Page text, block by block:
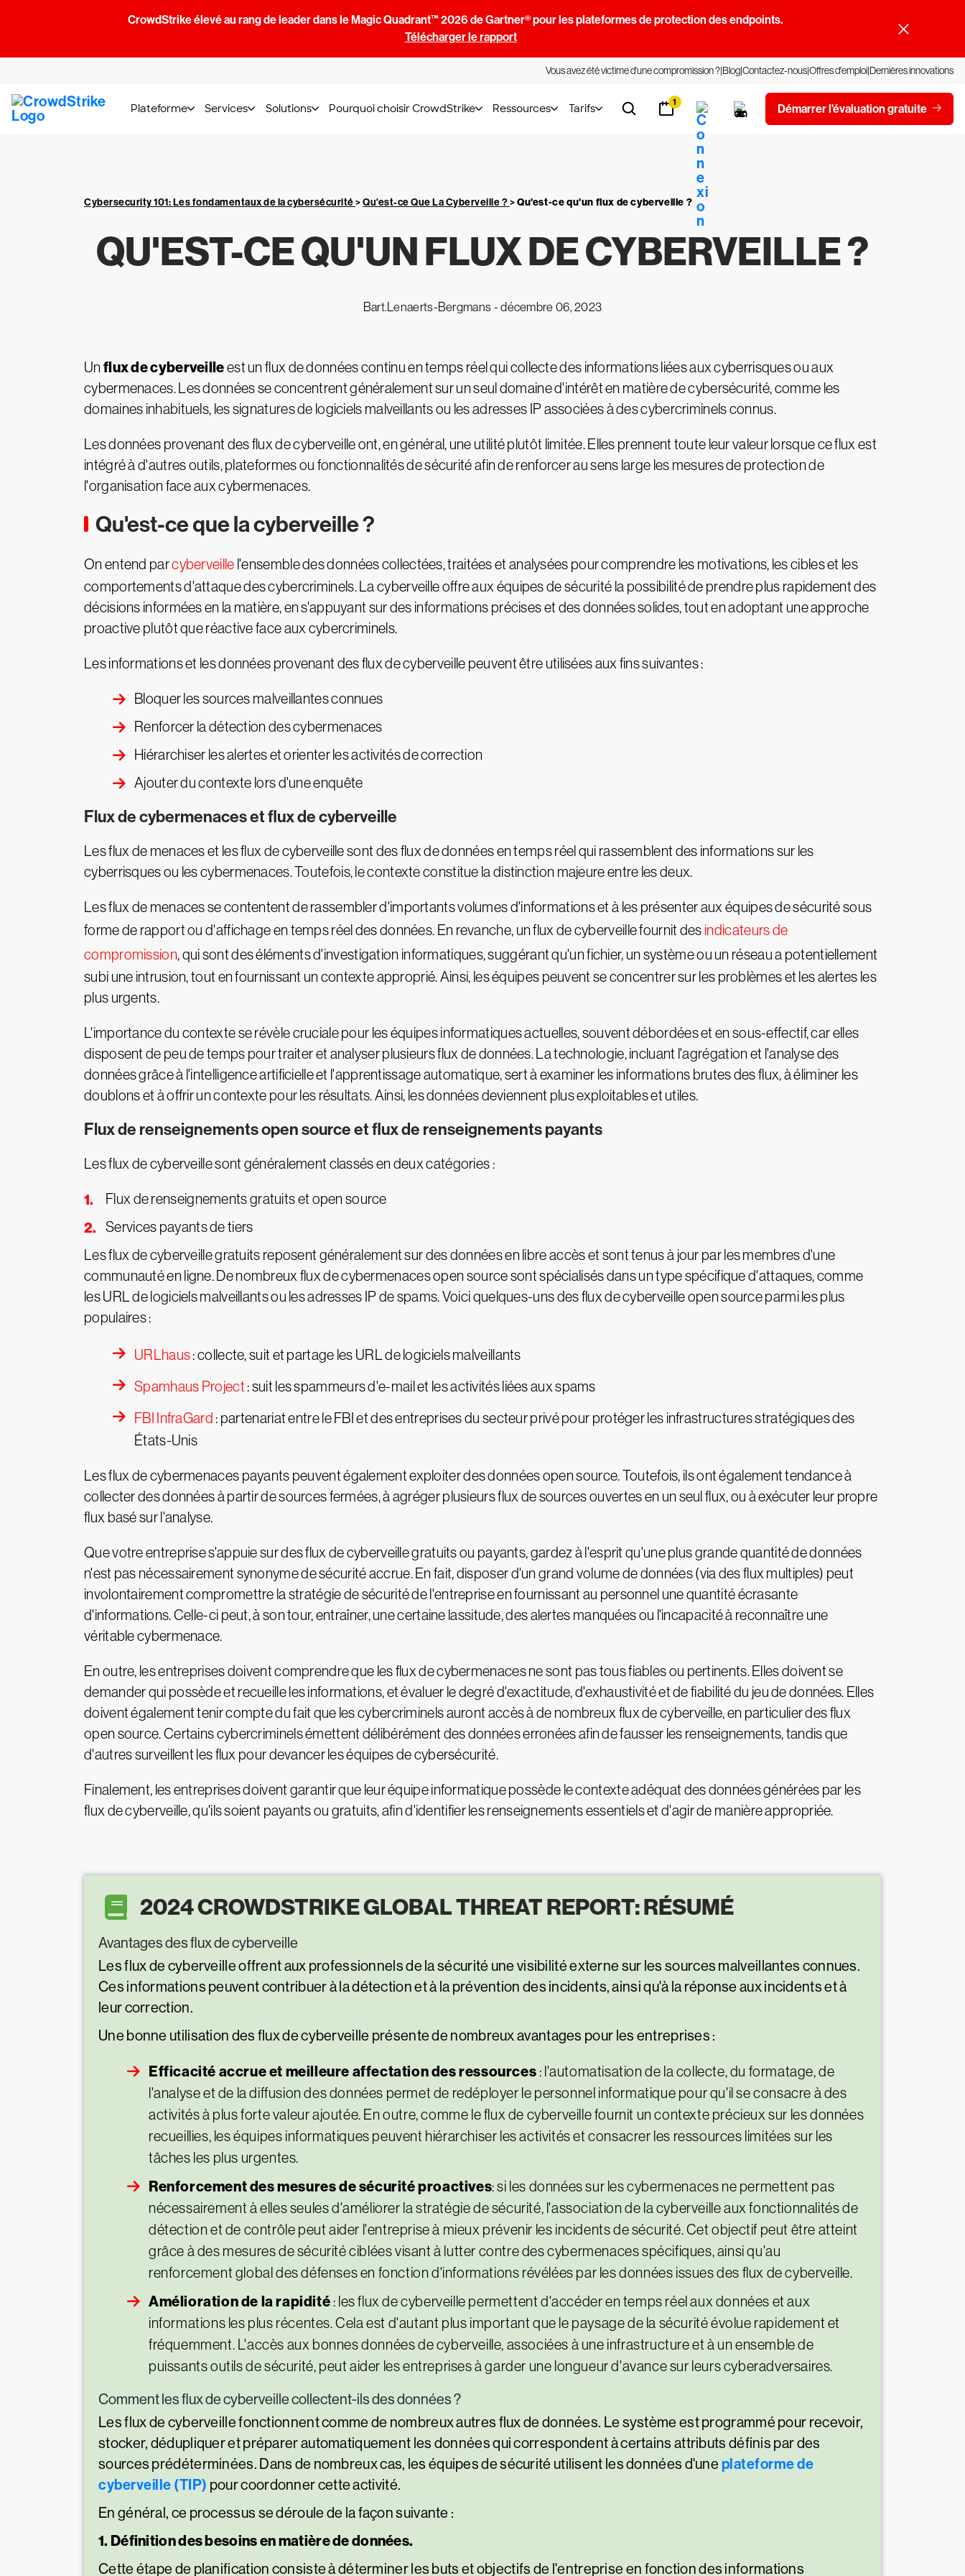
CrowdStrike élevé au rang de leader dans le Magic Quadrant™ 2026 de Gartner® pour les plateformes de protection des endpoints.
Télécharger le rapport
Vous avez été victime d'une compromission ?BlogContactez-nousOffres d'emploiDernières innovations
Plateforme Services Solutions Pourquoi choisir CrowdStrike Ressources Tarifs 1 Démarrer l'évaluation gratuite
Cybersecurity 101: Les fondamentaux de la cybersécurité>Qu'est-ce Que La Cyberveille ?>Qu'est-ce qu'un flux de cyberveille ?
QU'EST-CE QU'UN FLUX DE CYBERVEILLE ?
Bart.Lenaerts-Bergmans -décembre 06, 2023
Un flux de cyberveilleest un flux de données continu en temps réel qui collecte des informations liées aux cyberrisques ou aux
cybermenaces. Les données se concentrent généralement sur un seul domaine d'intérêt en matière de cybersécurité, comme les
domaines inhabituels, les signatures de logiciels malveillants ou les adresses IP associées à des cybercriminels connus.
Les données provenant des flux de cyberveille ont, en général, une utilité plutôt limitée. Elles prennent toute leur valeur lorsque ce flux est
intégré à d'autres outils, plateformes ou fonctionnalités de sécurité afin de renforcer au sens large les mesures de protection de
l'organisation face aux cybermenaces.
Qu'est-ce que la cyberveille ?
On entend parcyberveille l'ensemble des données collectées, traitées et analysées pour comprendre les motivations, les cibles et les
comportements d'attaque des cybercriminels. La cyberveille offre aux équipes de sécurité la possibilité de prendre plus rapidement des
décisions informées en la matière, en s'appuyant sur des informations précises et des données solides, tout en adoptant une approche
proactive plutôt que réactive face aux cybercriminels.
Les informations et les données provenant des flux de cyberveille peuvent être utilisées aux fins suivantes :
Bloquer les sources malveillantes connues
Renforcer la détection des cybermenaces
Hiérarchiser les alertes et orienter les activités de correction
Ajouter du contexte lors d'une enquête
Flux de cybermenaces et flux de cyberveille
Les flux de menaces et les flux de cyberveille sont des flux de données en temps réel qui rassemblent des informations sur les
cyberrisques ou les cybermenaces. Toutefois, le contexte constitue la distinction majeure entre les deux.
Les flux de menaces se contentent de rassembler d'importants volumes d'informations et à les présenter aux équipes de sécurité sous
forme de rapport ou d'affichage en temps réel des données. En revanche, un flux de cyberveille fournit des indicateurs de
compromission, qui sont des éléments d'investigation informatiques, suggérant qu'un fichier, un système ou un réseau a potentiellement
subi une intrusion, tout en fournissant un contexte approprié. Ainsi, les équipes peuvent se concentrer sur les problèmes et les alertes les
plus urgents.
L'importance du contexte se révèle cruciale pour les équipes informatiques actuelles, souvent débordées et en sous-effectif, car elles
disposent de peu de temps pour traiter et analyser plusieurs flux de données. La technologie, incluant l'agrégation et l'analyse des
données grâce à l'intelligence artificielle et l'apprentissage automatique, sert à examiner les informations brutes des flux, à éliminer les
doublons et à offrir un contexte pour les résultats. Ainsi, les données deviennent plus exploitables et utiles.
Flux de renseignements open source et flux de renseignements payants
Les flux de cyberveille sont généralement classés en deux catégories :
Flux de renseignements gratuits et open source
Services payants de tiers
Les flux de cyberveille gratuits reposent généralement sur des données en libre accès et sont tenus à jour par les membres d'une
communauté en ligne. De nombreux flux de cybermenaces open source sont spécialisés dans un type spécifique d'attaques, comme
les URL de logiciels malveillants ou les adresses IP de spams. Voici quelques-uns des flux de cyberveille open source parmi les plus
populaires :
URLhaus: collecte, suit et partage les URL de logiciels malveillants
Spamhaus Project : suit les spammeurs d'e-mail et les activités liées aux spams
FBI InfraGard : partenariat entre le FBI et des entreprises du secteur privé pour protéger les infrastructures stratégiques des
États-Unis
Les flux de cybermenaces payants peuvent également exploiter des données open source. Toutefois, ils ont également tendance à
collecter des données à partir de sources fermées, à agréger plusieurs flux de sources ouvertes en un seul flux, ou à exécuter leur propre
flux basé sur l'analyse.
Que votre entreprise s'appuie sur des flux de cyberveille gratuits ou payants, gardez à l'esprit qu'une plus grande quantité de données
n'est pas nécessairement synonyme de sécurité accrue. En fait, disposer d'un grand volume de données (via des flux multiples) peut
involontairement compromettre la stratégie de sécurité de l'entreprise en fournissant au personnel une quantité écrasante
d'informations. Celle-ci peut, à son tour, entraîner, une certaine lassitude, des alertes manquées ou l'incapacité à reconnaître une
véritable cybermenace.
En outre, les entreprises doivent comprendre que les flux de cybermenaces ne sont pas tous fiables ou pertinents. Elles doivent se
demander qui possède et recueille les informations, et évaluer le degré d'exactitude, d'exhaustivité et de fiabilité du jeu de données. Elles
doivent également tenir compte du fait que les cybercriminels auront accès à de nombreux flux de cyberveille, en particulier des flux
open source. Certains cybercriminels émettent délibérément des données erronées afin de fausser les renseignements, tandis que
d'autres surveillent les flux pour devancer les équipes de cybersécurité.
Finalement, les entreprises doivent garantir que leur équipe informatique possède le contexte adéquat des données générées par les
flux de cyberveille, qu'ils soient payants ou gratuits, afin d'identifier les renseignements essentiels et d'agir de manière appropriée.
2024 CROWDSTRIKE GLOBAL THREAT REPORT: RÉSUMÉ
Avantages des flux de cyberveille
Les flux de cyberveille offrent aux professionnels de la sécurité une visibilité externe sur les sources malveillantes connues.
Ces informations peuvent contribuer à la détection et à la prévention des incidents, ainsi qu'à la réponse aux incidents et à
leur correction.
Une bonne utilisation des flux de cyberveille présente de nombreux avantages pour les entreprises :
Efficacité accrue et meilleure affectation des ressources : l'automatisation de la collecte, du formatage, de
l'analyse et de la diffusion des données permet de redéployer le personnel informatique pour qu'il se consacre à des
activités à plus forte valeur ajoutée. En outre, comme le flux de cyberveille fournit un contexte précieux sur les données
recueillies, les équipes informatiques peuvent hiérarchiser les activités et consacrer les ressources limitées sur les
tâches les plus urgentes.
Renforcement des mesures de sécurité proactives: si les données sur les cybermenaces ne permettent pas
nécessairement à elles seules d'améliorer la stratégie de sécurité, l'association de la cyberveille aux fonctionnalités de
détection et de contrôle peut aider l'entreprise à mieux prévenir les incidents de sécurité. Cet objectif peut être atteint
grâce à des mesures de sécurité ciblées visant à lutter contre des cybermenaces spécifiques, ainsi qu'au
renforcement global des défenses en fonction d'informations révélées par les données issues des flux de cyberveille.
Amélioration de la rapidité : les flux de cyberveille permettent d'accéder en temps réel aux données et aux
informations les plus récentes. Cela est d'autant plus important que le paysage de la sécurité évolue rapidement et
fréquemment. L'accès aux bonnes données de cyberveille, associées à une infrastructure et à un ensemble de
puissants outils de sécurité, peut aider les entreprises à garder une longueur d'avance sur leurs cyberadversaires.
Comment les flux de cyberveille collectent-ils des données ?
Les flux de cyberveille fonctionnent comme de nombreux autres flux de données. Le système est programmé pour recevoir,
stocker, dédupliquer et préparer automatiquement les données qui correspondent à certains attributs définis par des
sources prédéterminées. Dans de nombreux cas, les équipes de sécurité utilisent les données d'uneplateforme de
cyberveille (TIP) pour coordonner cette activité.
En général, ce processus se déroule de la façon suivante :
1. Définition des besoins en matière de données.
Cette étape de planification consiste à déterminer les buts et objectifs de l'entreprise en fonction des informations